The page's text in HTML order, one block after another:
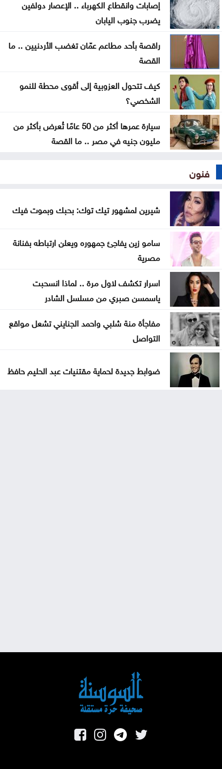
القتال في 3 جبهات
إصابات وانقطاع الكهرباء .. الإعصار دولفين
يضرب جنوب اليابان
راقصة بأحد مطاعم عمّان تغضب الأردنيين .. ما
القصة
كيف تتحول العزوبية إلى أقوى محطة للنمو
الشخصي؟
سيارة عمرها أكثر من 50 عامًا تُعرض بأكثر من
مليون جنيه في مصر .. ما القصة
فنون
شيرين لمشهور تيك توك: بحبك وبموت فيك
سامو زين يفاجئ جمهوره ويعلن ارتباطه بفنانة
مصرية
اسرار تكشف لاول مرة .. لماذا انسحبت
ياسمسن صبري من مسلسل الشادر
مفاجأة منة شلبي واحمد الجنايني تشعل مواقع
التواصل
ضوابط جديدة لحماية مقتنيات عبد الحليم حافظ